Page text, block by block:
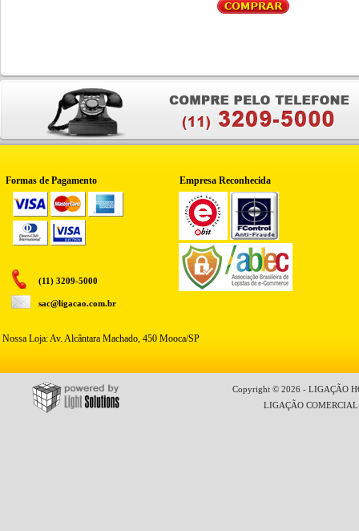
Formas de Pagamento Empresa Reconhecida
(11) 3209-5000
sac@ligacao.com.br
Nossa Loja: Av. Alcântara Machado, 450 Mooca/SP
Copyright © 2026 - LIGAÇÃO
LIGAÇÃO